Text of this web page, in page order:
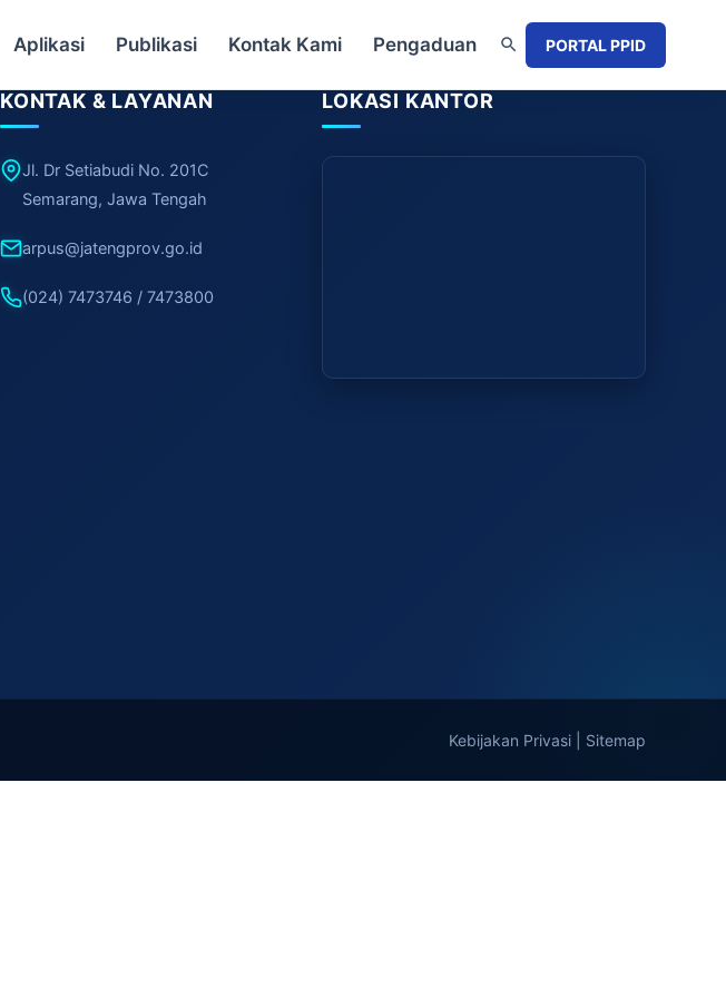
KONTAK & LAYANAN
Jl. Dr Setiabudi No. 201C
Semarang, Jawa Tengah
arpus@jatengprov.go.id
(024) 7473746 / 7473800
LOKASI KANTOR
Kebijakan Privasi Sitemap
Aplikasi Publikasi Kontak Kami Pengaduan PORTAL PPID